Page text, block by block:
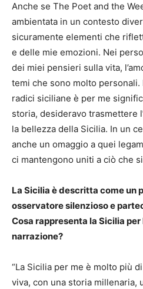
Anche se The Poet and the
ambientata in un contesto
sicuramente elementi che
e delle mie emozioni. Nei
dei miei pensieri sulla vita,
temi che sono molto
radici siciliane è per me
storia, desideravo trasmettere
la bellezza della Sicilia. In un
anche un omaggio a quei
ci mantengono uniti a ciò che
La Sicilia è descritta come un
osservatore silenzioso e
Cosa rappresenta la Sicilia
narrazione?
“La Sicilia per me è molto più
viva, con una storia millenaria,